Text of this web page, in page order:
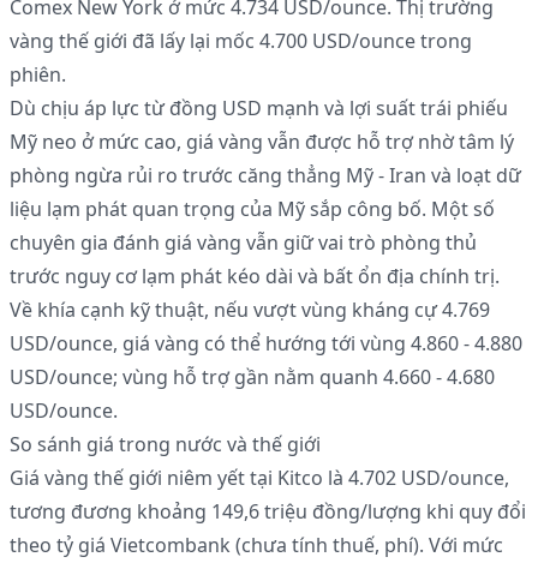
Comex New York ở mức 4.734 USD/ounce. Thị trường
vàng thế giới đã lấy lại mốc 4.700 USD/ounce trong
phiên.
Dù chịu áp lực từ đồng USD mạnh và lợi suất trái phiếu
Mỹ neo ở mức cao, giá vàng vẫn được hỗ trợ nhờ tâm lý
phòng ngừa rủi ro trước căng thẳng Mỹ - Iran và loạt dữ
liệu lạm phát quan trọng của Mỹ sắp công bố. Một số
chuyên gia đánh giá vàng vẫn giữ vai trò phòng thủ
trước nguy cơ lạm phát kéo dài và bất ổn địa chính trị.
Về khía cạnh kỹ thuật, nếu vượt vùng kháng cự 4.769
USD/ounce, giá vàng có thể hướng tới vùng 4.860 - 4.880
USD/ounce; vùng hỗ trợ gần nằm quanh 4.660 - 4.680
USD/ounce.
So sánh giá trong nước và thế giới
Giá vàng thế giới niêm yết tại Kitco là 4.702 USD/ounce,
tương đương khoảng 149,6 triệu đồng/lượng khi quy đổi
theo tỷ giá Vietcombank (chưa tính thuế, phí). Với mức